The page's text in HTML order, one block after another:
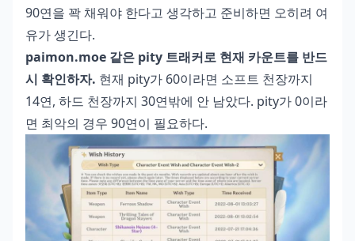
90연을 꽉 채워야 한다고 생각하고 준비하면 오히려 여
유가 생긴다.
paimon.moe 같은 pity 트래커로 현재 카운트를 반드
시 확인하자. 현재 pity가 60이라면 소프트 천장까지
14연, 하드 천장까지 30연밖에 안 남았다. pity가 0이라
면 최악의 경우 90연이 필요하다.